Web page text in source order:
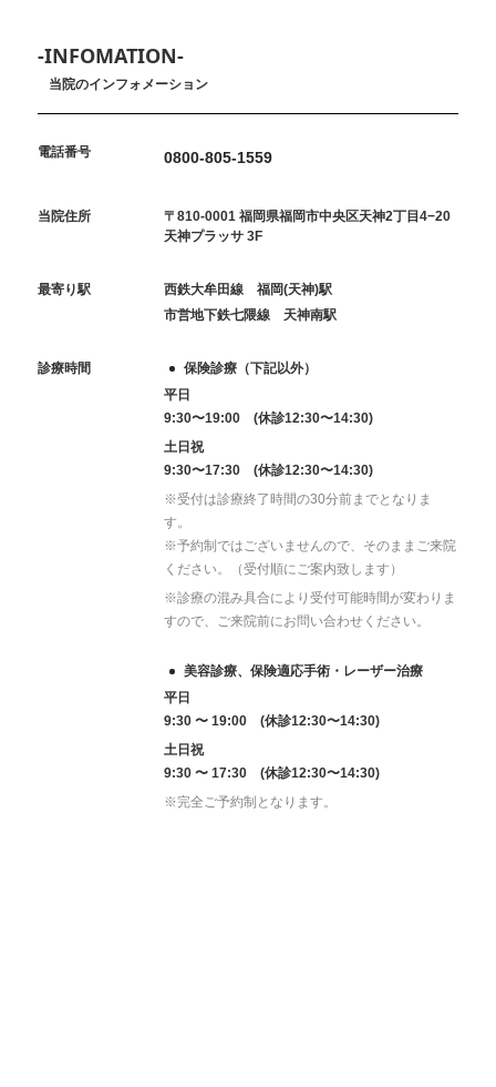
-INFOMATION-
当院のインフォメーション
電話番号 0800-805-1559
当院住所
〒810-0001 福岡県福岡市中央区天神2丁目4−20
天神プラッサ 3F
最寄り駅
西鉄大牟田線 福岡(天神)駅
市営地下鉄七隈線 天神南駅
診療時間
保険診療（下記以外）
平日
9:30〜19:00 (休診12:30〜14:30)
土日祝
9:30〜17:30 (休診12:30〜14:30)
※受付は診療終了時間の30分前までとなりま
す。
※予約制ではございませんので、そのままご来院
ください。（受付順にご案内致します）
※診療の混み具合により受付可能時間が変わりま
すので、ご来院前にお問い合わせください。
美容診療、保険適応手術・レーザー治療
平日
9:30 〜 19:00 (休診12:30〜14:30)
土日祝
9:30 〜 17:30 (休診12:30〜14:30)
※完全ご予約制となります。